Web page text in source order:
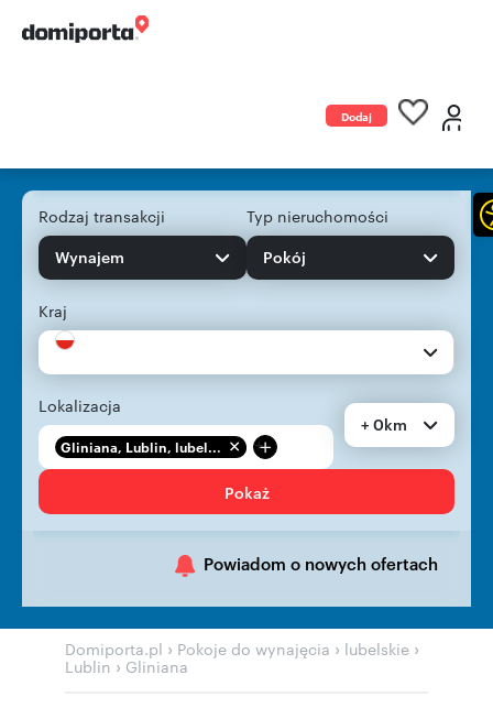
Dodaj
Rodzaj transakcji
Wynajem
Typ nieruchomości
Pokój
Kraj
Lokalizacja
Gliniana, Lublin, lubel... +
+ 0km
Pokaż
Powiadom o nowych ofertach
Domiporta.pl › Pokoje do wynajęcia › lubelskie ›
Lublin › Gliniana